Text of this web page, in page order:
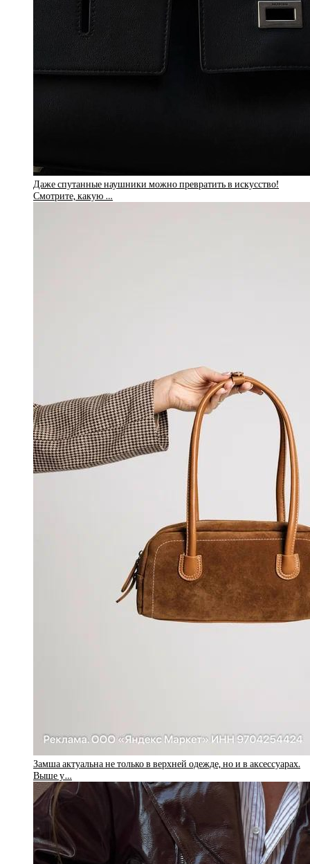
Даже спутанные наушники можно превратить в искусство!
Смотрите, какую …
Замша актуальна не только в верхней одежде, но и в аксессуарах.
Выше у…